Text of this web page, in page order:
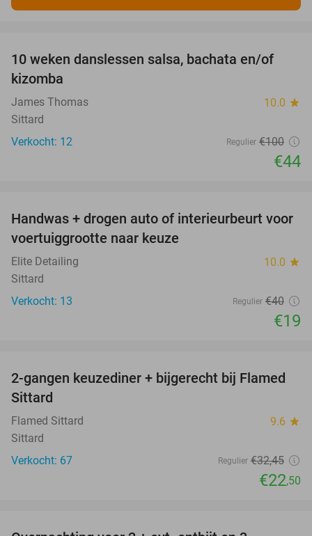
56%
10 weken danslessen salsa, bachata en/of
kizomba
James Thomas 10.0 star
Sittard
Verkocht: 12
Regulier €100
€44
53%
Handwas + drogen auto of interieurbeurt voor
voertuiggrootte naar keuze
Elite Detailing 10.0 star
Sittard
Verkocht: 13
Regulier €40
€19
31%
2-gangen keuzediner + bijgerecht bij Flamed
Sittard
Flamed Sittard 9.6 star
Sittard
Verkocht: 67
Regulier €32,45
€22,50